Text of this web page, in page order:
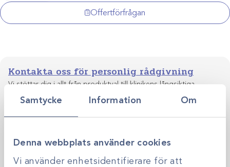
Samtycke Information Om
Denna webbplats använder cookies
Vi använder enhetsidentifierare för att
mängd
Offertförfrågan
Kontakta oss för personlig rådgivning
Vi stöttar dig i allt från produktval till klinikens långsiktiga
utveckling. Genom personlig rådgivning hjälper vi dig
skapa smarta, hållbara lösningar anpassade efter just er
verksamhet.